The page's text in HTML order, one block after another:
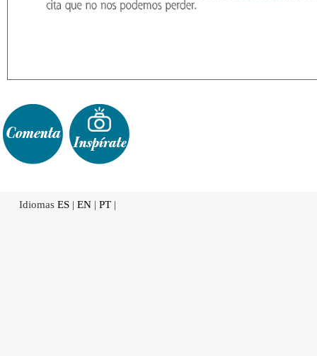
Idiomas ES | EN | PT |